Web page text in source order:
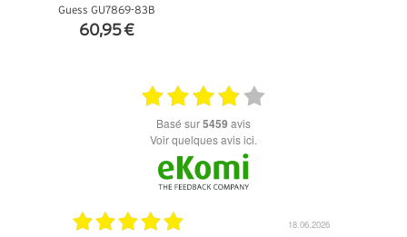
Guess GU7869-83B
60,95 €
basé sur5459 avis
Voir quelques avis ici.
18.06.2026